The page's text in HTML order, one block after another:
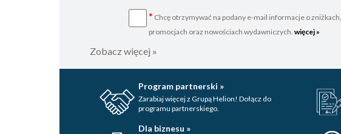
* Chcę otrzymywać na podany e-mail informacje o zniżkach,
promocjach oraz nowościach wydawniczych. więcej »
Zobacz więcej »
Program partnerski »
Zarabiaj więcej z Grupą Helion! Dołącz do
programu partnerskiego.
Dla biznesu »